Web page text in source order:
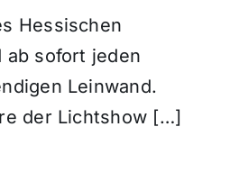
Hessischen
ab sofort jeden
Leinwand.
der Lichtshow […]